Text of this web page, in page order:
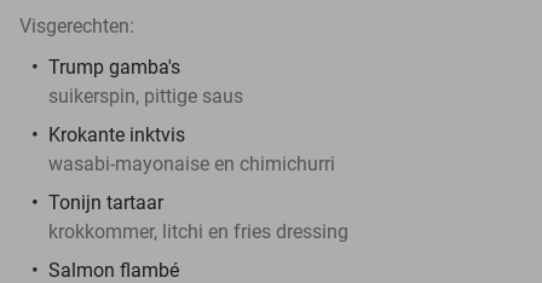
Visgerechten:
Trump gamba's
suikerspin, pittige saus
Krokante inktvis
wasabi-mayonaise en chimichurri
Tonijn tartaar
krokkommer, litchi en fries dressing
Salmon flambé